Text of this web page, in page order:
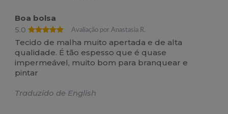
Boa bolsa
5.0
Avaliação por Anastasia R.
Tecido de malha muito apertada e de alta
qualidade. É tão espesso que é quase
impermeável, muito bom para branquear e
pintar
Traduzido de English